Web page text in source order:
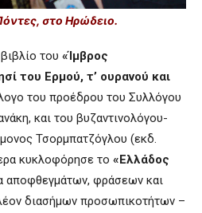
στο Ηρώδειο.
του «Ίμβρος
του Ερμού, τ’ ουρανού και
του προέδρου του Συλλόγου
και του βυζαντινολόγου-
Τσορμπατζόγλου (εκδ.
κυκλοφόρησε το «Ελλάδος
αποφθεγμάτων, φράσεων και
διασήμων προσωπικοτήτων –